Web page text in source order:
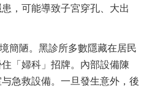
，可能導致子宮穿孔、大出
簡陋。黑診所多數隱藏在居民
「婦科」招牌。內部設備陳
急救設備。一旦發生意外，後